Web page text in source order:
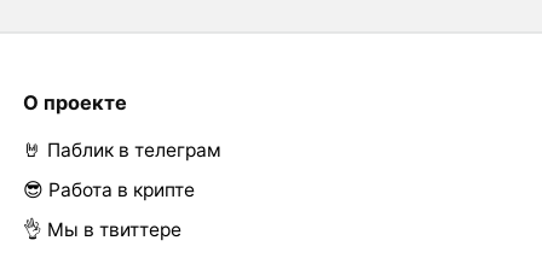
О проекте
🤘 Паблик в телеграм
😎 Работа в крипте
👌 Мы в твиттере